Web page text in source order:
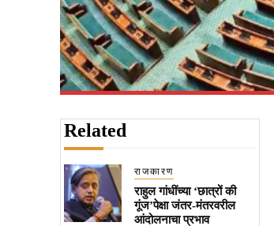
Related
राजकारण
राहुल गांधींच्या ‘छात्रों की
गूंज’पेक्षा जंतर-मंतरवरील
आंदोलनाचा प्रभाव